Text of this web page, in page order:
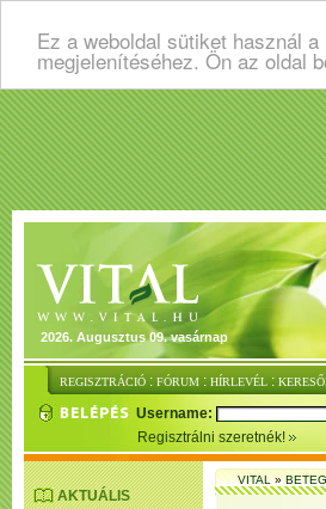
Ez a weboldal sütiket használ
megjelenítéséhez. Ön az oldal
2026. Augusztus 09. vasárnap
REGISZTRÁCIÓ : FÓRUM : HÍRLEVÉL :
Username:
Regisztrálni szeretnék!
AKTUÁLIS
VITAL»